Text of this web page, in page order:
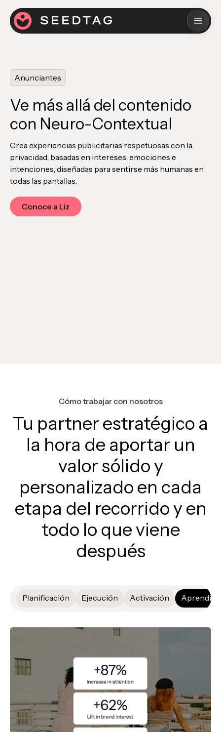
Anunciantes
Ve más allá del contenido
con Neuro-Contextual
Crea experiencias publicitarias respetuosas con la
privacidad, basadas en intereses, emociones e
intenciones, diseñadas para sentirse más humanas en
todas las pantallas.
Conoce a Liz
Cómo trabajar con nosotros
Tu partner estratégico a
la hora de aportar un
valor sólido y
personalizado en cada
etapa del recorrido y en
todo lo que viene
después
Planificación Ejecución Activación